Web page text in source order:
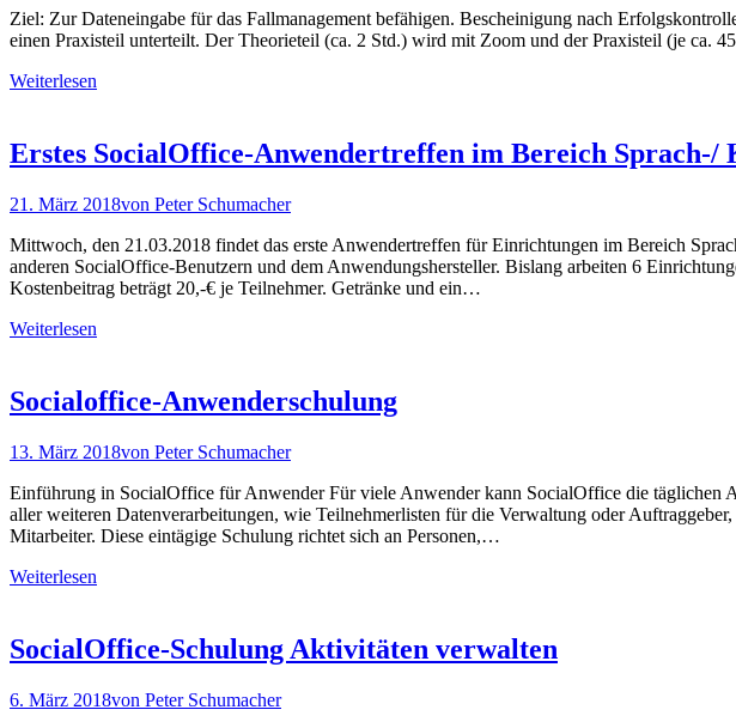
Ziel: Zur Dateneingabe für das Fallmanagement befähigen. Bescheinigung nach
einen Praxisteil unterteilt. Der Theorieteil (ca. 2 Std.) wird mit Zoom und der Praxisteil (je
Weiterlesen
Erstes SocialOffice-Anwendertreffen im Bereich
21. März 2018von Peter Schumacher
Mittwoch, den 21.03.2018 findet das erste Anwendertreffen für Einrichtungen im Bereich
anderen SocialOffice-Benutzern und dem Anwendungshersteller. Bislang arbeiten 6
Kostenbeitrag beträgt 20,-€ je Teilnehmer. Getränke und ein…
Weiterlesen
Socialoffice-Anwenderschulung
13. März 2018von Peter Schumacher
Einführung in SocialOffice für Anwender Für viele Anwender kann SocialOffice die täglichen
aller weiteren Datenverarbeitungen, wie Teilnehmerlisten für die Verwaltung oder
Mitarbeiter. Diese eintägige Schulung richtet sich an Personen,…
Weiterlesen
SocialOffice-Schulung Aktivitäten verwalten
6. März 2018von Peter Schumacher